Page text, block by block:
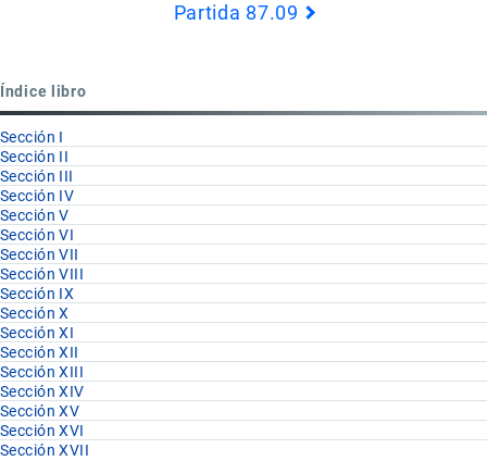
Partida 87.09
Índice libro
Sección I
Sección II
Sección III
Sección IV
Sección V
Sección VI
Sección VII
Sección VIII
Sección IX
Sección X
Sección XI
Sección XII
Sección XIII
Sección XIV
Sección XV
Sección XVI
Sección XVII